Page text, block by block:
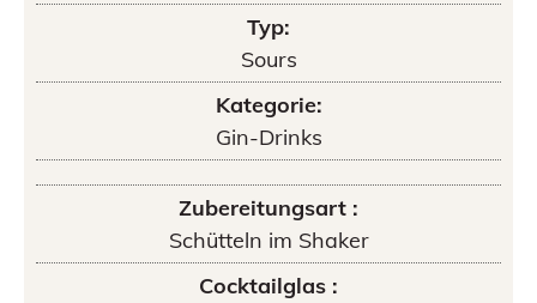
Typ:
Sours
Kategorie:
Gin-Drinks
Zubereitungsart :
Schütteln im Shaker
Cocktailglas :